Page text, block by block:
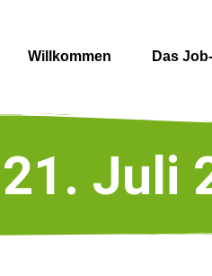
Willkommen Das
21. Juli